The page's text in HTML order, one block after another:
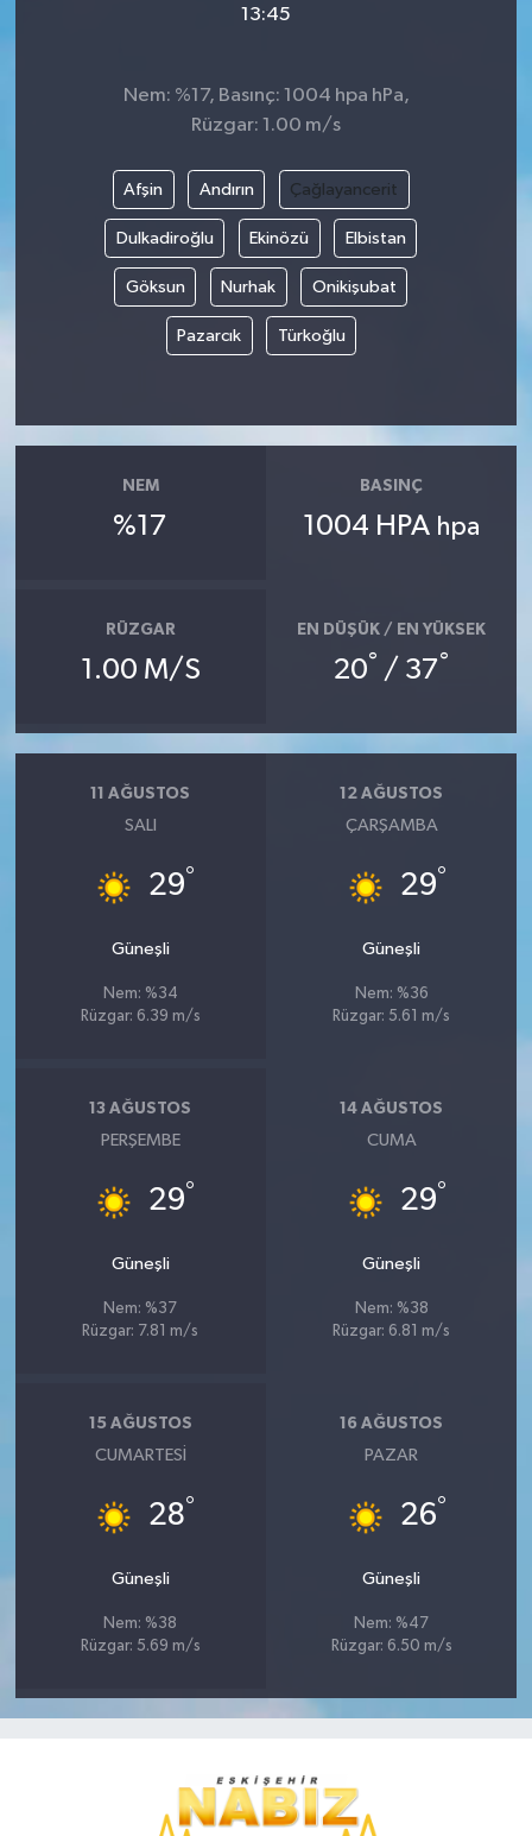
13:45
Nem: %17, Basınç: 1004 hpa hPa,
Rüzgar: 1.00 m/s
Afşin Andırın Çağlayancerit
Dulkadiroğlu Ekinözü Elbistan
Göksun Nurhak Onikişubat
Pazarcık Türkoğlu
NEM
%17
BASINÇ
1004 HPA hpa
RÜZGAR
1.00 M/S
EN DÜŞÜK / EN YÜKSEK
20° / 37°
11 AĞUSTOS
SALI
29°
Güneşli
Nem: %34
Rüzgar: 6.39 m/s
12 AĞUSTOS
ÇARŞAMBA
29°
Güneşli
Nem: %36
Rüzgar: 5.61 m/s
13 AĞUSTOS
PERŞEMBE
29°
Güneşli
Nem: %37
Rüzgar: 7.81 m/s
14 AĞUSTOS
CUMA
29°
Güneşli
Nem: %38
Rüzgar: 6.81 m/s
15 AĞUSTOS
CUMARTESI
28°
Güneşli
Nem: %38
Rüzgar: 5.69 m/s
16 AĞUSTOS
PAZAR
26°
Güneşli
Nem: %47
Rüzgar: 6.50 m/s
Yaşam
Yurttan